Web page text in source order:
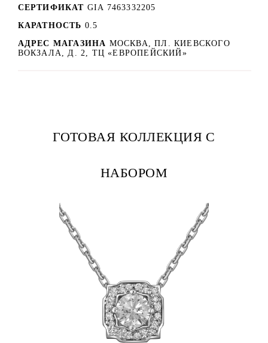
СЕРТИФИКАТ GIA 7463332205
КАРАТНОСТЬ 0.5
АДРЕС МАГАЗИНА МОСКВА, ПЛ. КИЕВСКОГО
ВОКЗАЛА, Д. 2, ТЦ «ЕВРОПЕЙСКИЙ»
ГОТОВАЯ КОЛЛЕКЦИЯ С
НАБОРОМ